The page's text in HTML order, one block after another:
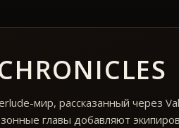
мир, рассказанный через
главы добавляют